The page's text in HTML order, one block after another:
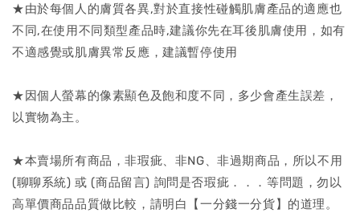
★由於每個人的膚質各異,對於直接性碰觸肌膚產品的適應也
不同,在使用不同類型產品時,建議你先在耳後肌膚使用，如有
不適感覺或肌膚異常反應，建議暫停使用
★因個人螢幕的像素顯色及飽和度不同，多少會產生誤差，
以實物為主。
★本賣場所有商品，非瑕疵、非NG、非過期商品，所以不用
(聊聊系統) 或 (商品留言) 詢問是否瑕疵．．．等問題，勿以
高單價商品品質做比較，請明白【一分錢一分貨】的道理。